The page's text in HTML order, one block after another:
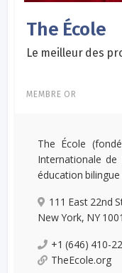
The École
Le meilleur des
MEMBRE OR
The École
Internationale
éducation bilingue
111 East 22nd
New York, NY
+1 (646) 410-
TheEcole.org